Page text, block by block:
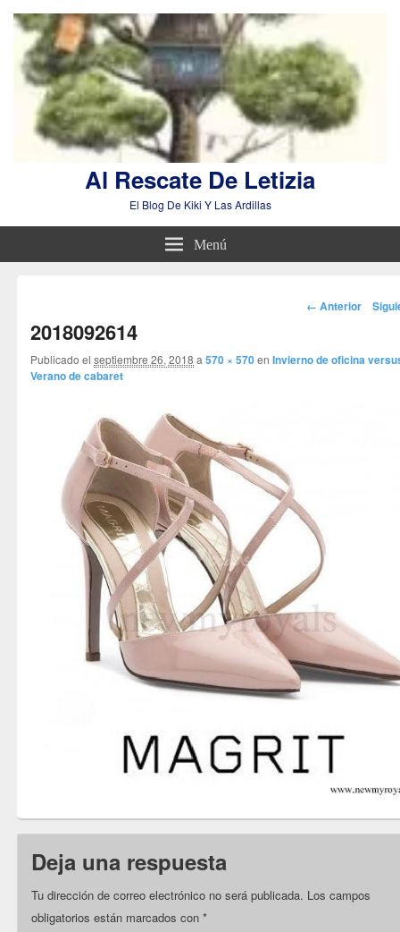
Al Rescate De Letizia
El Blog De Kiki Y Las Ardillas
Menú
Navegador
← Anterior
2018092614
Publicado el septiembre 26, 2018 a570 × 570enInvierno de oficina
Verano de cabaret
Deja una respuesta
Tu dirección de correo electrónico no será publicada. Los campos
obligatorios están marcados con*